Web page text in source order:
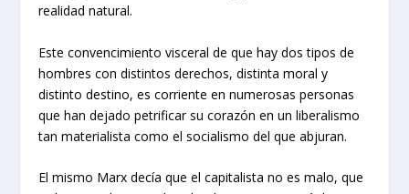
realidad natural.
Este convencimiento visceral de que hay dos tipos de
hombres con distintos derechos, distinta moral y
distinto destino, es corriente en numerosas personas
que han dejado petrificar su corazón en un liberalismo
tan materialista como el socialismo del que abjuran.
El mismo Marx decía que el capitalista no es malo, que